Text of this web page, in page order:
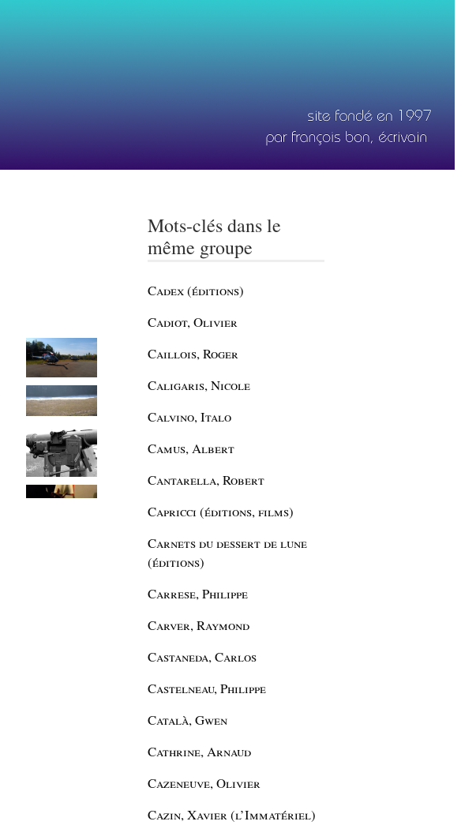
Mots-clés dans le
même groupe
Cadex (éditions)
Cadiot, Olivier
Caillois, Roger
Caligaris, Nicole
Calvino, Italo
Camus, Albert
Cantarella, Robert
Capricci (éditions, films)
Carnets du dessert de lune
(éditions)
Carrese, Philippe
Carver, Raymond
Castaneda, Carlos
Castelneau, Philippe
Català, Gwen
Cathrine, Arnaud
Cazeneuve, Olivier
Cazin, Xavier (l’Immatériel)